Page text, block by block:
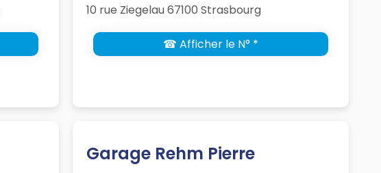
10 rue Ziegelau 67100 Strasbourg
☎ Afficher le N° *
Garage Rehm Pierre